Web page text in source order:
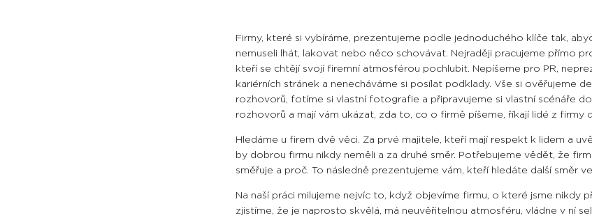
Firmy, které si vybíráme, prezentujeme podle jednoduchého klíče tak,
nemuseli lhát, lakovat nebo něco schovávat. Nejraději pracujeme přímo
kteří se chtějí svojí firemní atmosférou pochlubit. Nepíšeme pro PR,
kariérních stránek a nenecháváme si posílat podklady. Vše si ověřujeme
rozhovorů, fotíme si vlastní fotografie a připravujeme si vlastní scénáře
rozhovorů a mají vám ukázat, zda to, co o firmě píšeme, říkají lidé z firmy
Hledáme u firem dvě věci. Za prvé majitele, kteří mají respekt k lidem a
by dobrou firmu nikdy neměli a za druhé směr. Potřebujeme vědět, že
směřuje a proč. To následně prezentujeme vám, kteří hledáte další směr
Na naší práci milujeme nejvíc to, když objevíme firmu, o které jsme nikdy
zjistíme, že je naprosto skvělá, má neuvěřitelnou atmosféru, vládne v ní